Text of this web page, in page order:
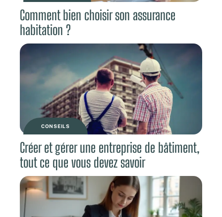
Comment bien choisir son assurance
habitation ?
CONSEILS
Créer et gérer une entreprise de bâtiment,
tout ce que vous devez savoir